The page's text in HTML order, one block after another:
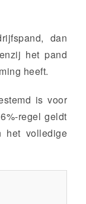
dan
het pand
heeft.
is voor
regel geldt
het volledige